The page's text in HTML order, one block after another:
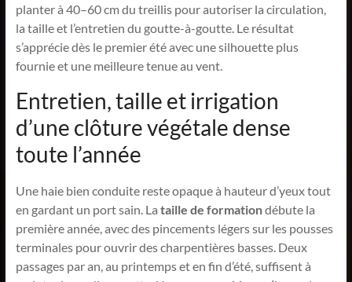
planter à 40–60 cm du treillis pour autoriser la circulation,
la taille et l’entretien du goutte-à-goutte. Le résultat
s’apprécie dès le premier été avec une silhouette plus
fournie et une meilleure tenue au vent.
Entretien, taille et irrigation
d’une clôture végétale dense
toute l’année
Une haie bien conduite reste opaque à hauteur d’yeux tout
en gardant un port sain. La taille de formationdébute la
première année, avec des pincements légers sur les pousses
terminales pour ouvrir des charpentières basses. Deux
passages par an, au printemps et en fin d’été, suffisent à